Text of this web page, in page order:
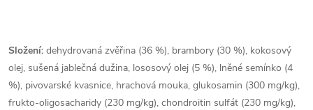
Složení: dehydrovaná zvěřina (36 %), brambory (30 %), kokosový
olej, sušená jablečná dužina, lososový olej (5 %), lněné semínko (4
%), pivovarské kvasnice, hrachová mouka, glukosamin (300 mg/kg),
frukto-oligosacharidy (230 mg/kg), chondroitin sulfát (230 mg/kg),